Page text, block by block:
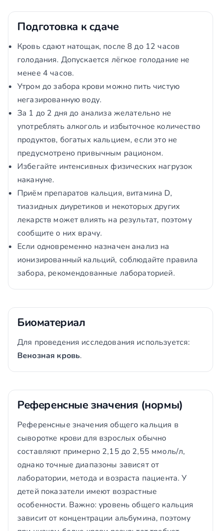
Подготовка к сдаче
Кровь сдают натощак, после 8 до 12 часов
голодания. Допускается лёгкое голодание не
менее 4 часов.
Утром до забора крови можно пить чистую
негазированную воду.
За 1 до 2 дня до анализа желательно не
употреблять алкоголь и избыточное количество
продуктов, богатых кальцием, если это не
предусмотрено привычным рационом.
Избегайте интенсивных физических нагрузок
накануне.
Приём препаратов кальция, витамина D,
тиазидных диуретиков и некоторых других
лекарств может влиять на результат, поэтому
сообщите о них врачу.
Если одновременно назначен анализ на
ионизированный кальций, соблюдайте правила
забора, рекомендованные лабораторией.
Биоматериал
Для проведения исследования используется:
Венозная кровь.
Референсные значения (нормы)
Референсные значения общего кальция в
сыворотке крови для взрослых обычно
составляют примерно 2,15 до 2,55 ммоль/л,
однако точные диапазоны зависят от
лаборатории, метода и возраста пациента. У
детей показатели имеют возрастные
особенности. Важно: уровень общего кальция
зависит от концентрации альбумина, поэтому